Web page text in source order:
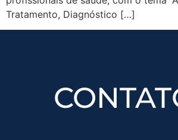
Tratamento, Diagnóstico […]